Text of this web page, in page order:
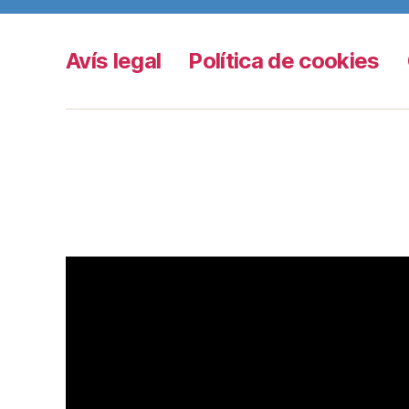
Avís legal Política de cookies